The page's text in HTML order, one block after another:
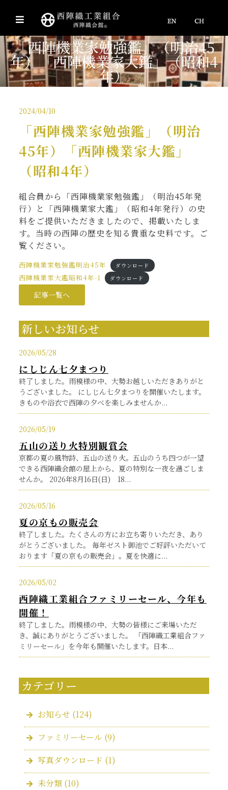
「西陣機業家勉強鑑」（明治45
年）「西陣機業家大鑑」（昭和4
年）
2024/04/10
「西陣機業家勉強鑑」（明治
45年）「西陣機業家大鑑」
（昭和4年）
組合員から「西陣機業家勉強鑑」（明治45年発
行）と「西陣機業家大鑑」（昭和4年発行）の史
料をご提供いただきましたので、掲載いたしま
す。当時の西陣の歴史を知る貴重な史料です。ご
覧ください。
西陣機業家勉強鑑明治45年 ダウンロード
西陣機業家大鑑昭和4年-1 ダウンロード
記事一覧へ
新しいお知らせ
2026/05/28
にしじん七夕まつり
終了しました。雨模様の中、大勢お越しいただきありがと
うございました。 にしじん七夕まつりを開催いたします。
きものや浴衣で西陣の夕べを楽しみませんか...
2026/05/19
五山の送り火特別観賞会
京都の夏の風物詩、五山の送り火。五山のうち四つが一望
できる西陣織会館の屋上から、夏の特別な一夜を過ごしま
せんか。 2026年8月16日(日) 18...
2026/05/16
夏の京もの販売会
終了しました。たくさんの方にお立ち寄りいただき、あり
がとうございました。 毎年ゼスト御池でご好評いただいて
おります「夏の京もの販売会」。夏を快適に...
2026/05/02
西陣織工業組合ファミリーセール、今年も
開催！
終了しました。雨模様の中、大勢の皆様にご来場いただ
き、誠にありがとうございました。 「西陣織工業組合ファ
ミリーセール」を今年も開催いたします。日本...
カテゴリー
お知らせ (124)
ファミリーセール (9)
写真ダウンロード (1)
未分類 (10)